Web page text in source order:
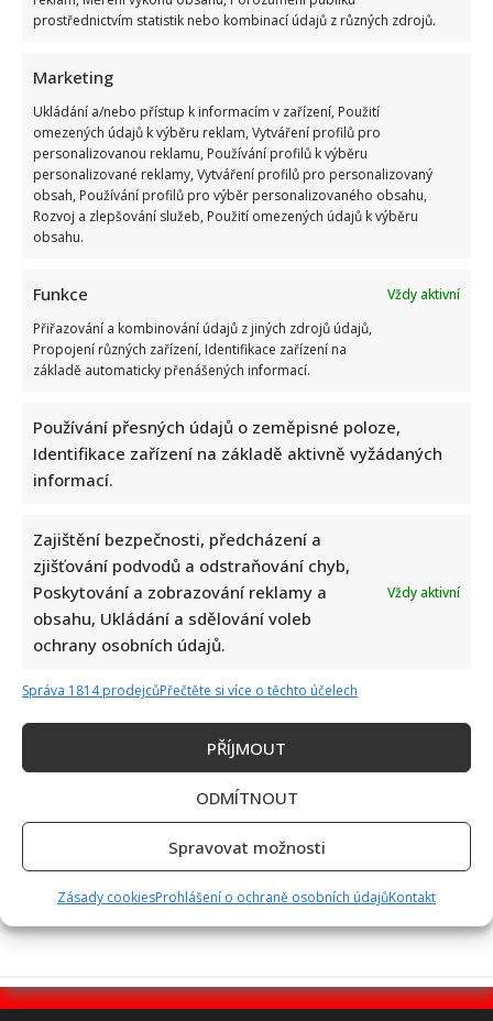
prostřednictvím statistik nebo kombinací údajů z různých zdrojů.
Marketing
Ukládání a/nebo přístup k informacím v zařízení, Použití
omezených údajů k výběru reklam, Vytváření profilů pro
personalizovanou reklamu, Používání profilů k výběru
personalizované reklamy, Vytváření profilů pro personalizovaný
obsah, Používání profilů pro výběr personalizovaného obsahu,
Rozvoj a zlepšování služeb, Použití omezených údajů k výběru
obsahu.
Funkce
Vždy aktivní
Přiřazování a kombinování údajů z jiných zdrojů údajů,
Propojení různých zařízení, Identifikace zařízení na
základě automaticky přenášených informací.
Používání přesných údajů o zeměpisné poloze,
Identifikace zařízení na základě aktivně vyžádaných
informací.
Zajištění bezpečnosti, předcházení a
zjišťování podvodů a odstraňování chyb,
Poskytování a zobrazování reklamy a
obsahu, Ukládání a sdělování voleb
ochrany osobních údajů.
Vždy aktivní
Správa 1814 prodejcůPřečtěte si více o těchto účelech
PŘÍJMOUT
ODMÍTNOUT
Spravovat možnosti
Zásady cookiesProhlášení o ochraně osobních údajůKontakt
Retro kvíz o socialistických dobrotách: Starší ročníky si
budou pamatovat 10/10
ohledně obžaloby Pavla Blažka vášnivé diskuze
Kvíz pro fanoušky Alana Aldy: Je čas zavzpomínat na
slavného herce a postavu Hawkeyho Pierce
Václav Klaus se v televizi zastal Ruska: Jeho obhajoba a
kritika moderátorky rozdělila společnost